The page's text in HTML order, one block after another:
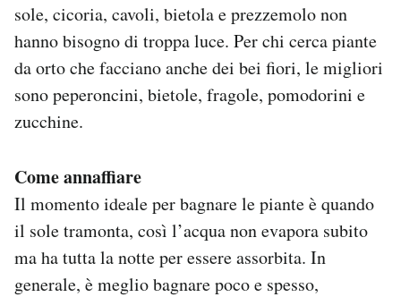
sole, cicoria, cavoli, bietola e prezzemolo non
hanno bisogno di troppa luce. Per chi cerca piante
da orto che facciano anche dei bei fiori, le migliori
sono peperoncini, bietole, fragole, pomodorini e
zucchine.
Come annaffiare
Il momento ideale per bagnare le piante è quando
il sole tramonta, così l’acqua non evapora subito
ma ha tutta la notte per essere assorbita. In
generale, è meglio bagnare poco e spesso,